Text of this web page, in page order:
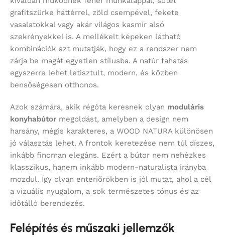
grafitszürke háttérrel, zöld csempével, fekete
vasalatokkal vagy akár világos kasmír alsó
szekrényekkel is. A mellékelt képeken látható
kombinációk azt mutatják, hogy ez a rendszer nem
zárja be magát egyetlen stílusba. A natúr fahatás
egyszerre lehet letisztult, modern, és közben
bensőségesen otthonos.
Azok számára, akik régóta keresnek olyan moduláris
konyhabútor megoldást, amelyben a design nem
harsány, mégis karakteres, a WOOD NATURA különösen
jó választás lehet. A frontok keretezése nem túl díszes,
inkább finoman elegáns. Ezért a bútor nem nehézkes
klasszikus, hanem inkább modern-naturalista irányba
mozdul. Így olyan enteriőrökben is jól mutat, ahol a cél
a vizuális nyugalom, a sok természetes tónus és az
időtálló berendezés.
Felépítés és műszaki jellemzők